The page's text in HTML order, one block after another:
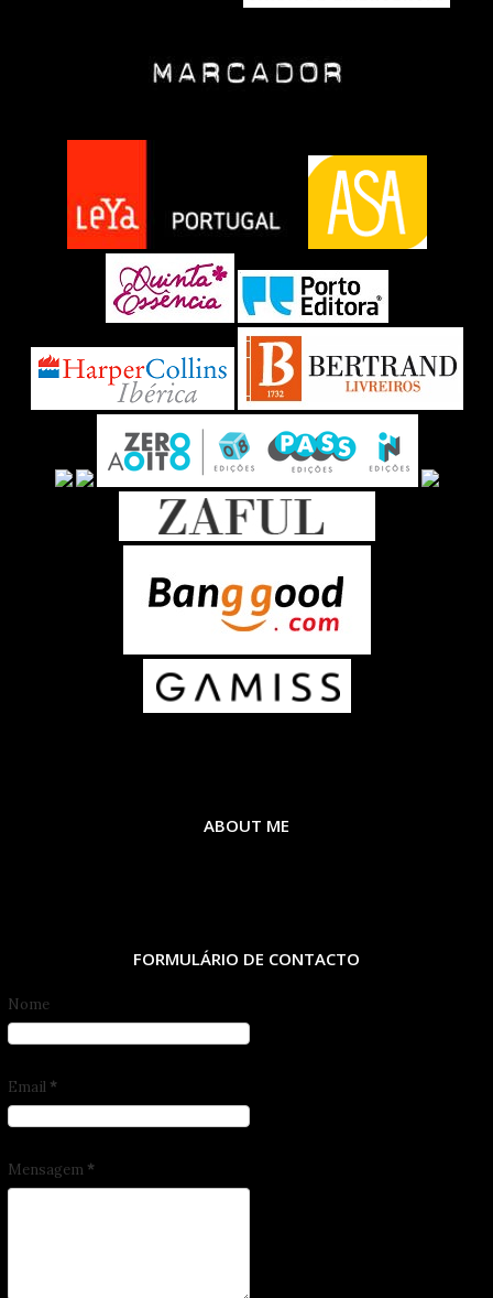
ABOUT ME
FORMULÁRIO DE CONTACTO
Nome
Email *
Mensagem *